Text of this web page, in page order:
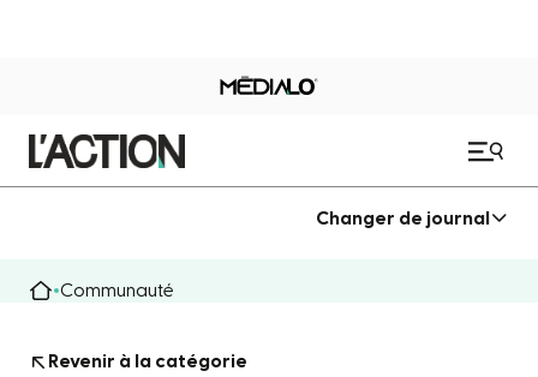
Changer de journal
Communauté
Revenir à la catégorie